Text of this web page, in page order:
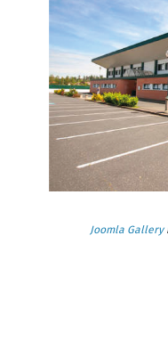
Joomla Gallery